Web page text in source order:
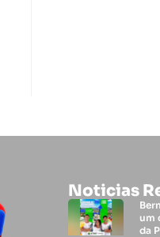
Noticias
um
da